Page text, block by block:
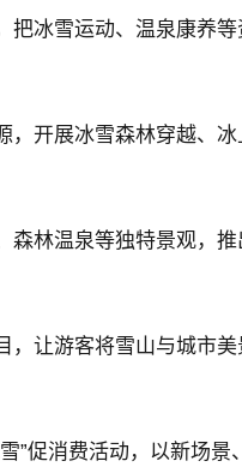
把冰雪运动、温泉康养
，开展冰雪森林穿越、
森林温泉等独特景观，
，让游客将雪山与城市
”促消费活动，以新场景